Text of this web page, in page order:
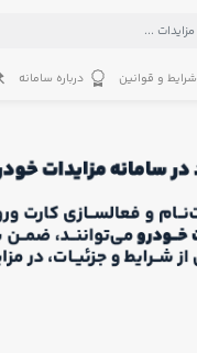
شرایط و قوانین درباره سامانه